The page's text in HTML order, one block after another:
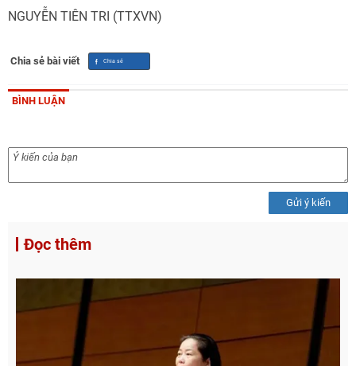
NGUYỄN TIÊN TRI (TTXVN)
Chia sẻ bài viết
BÌNH LUẬN
Gửi ý kiến
Đọc thêm